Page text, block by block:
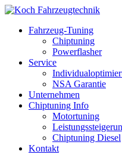
Fahrzeug-Tuning
Chiptuning
Powerflasher
Service
NSA Garantie
Unternehmen
Chiptuning Info
Motortuning
Chiptuning Diesel
Kontakt